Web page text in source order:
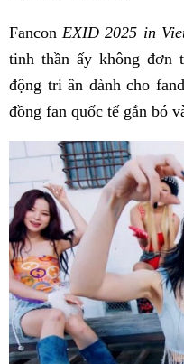
Fancon EXID 2025 in
tinh thần ấy không đơn
động tri ân dành cho
đồng fan quốc tế gắn bó